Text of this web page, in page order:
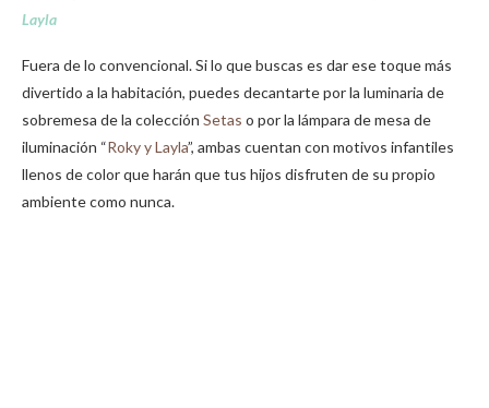
Layla
Fuera de lo convencional. Si lo que buscas es dar ese toque más
divertido a la habitación, puedes decantarte por la luminaria de
sobremesa de la colección Setas o por la lámpara de mesa de
iluminación “Roky y Layla”, ambas cuentan con motivos infantiles
llenos de color que harán que tus hijos disfruten de su propio
ambiente como nunca.